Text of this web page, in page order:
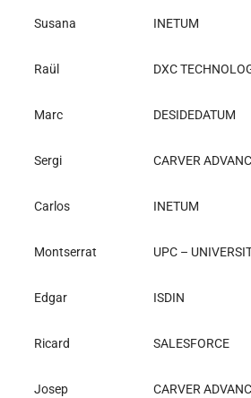
Susana INETUM
Raül DXC
Marc DESIDEDATUM
Sergi CARVER
Carlos INETUM
Montserrat UPC –
Edgar ISDIN
Ricard SALESFORCE
Josep CARVER